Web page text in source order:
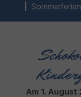
Am 1.